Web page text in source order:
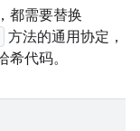
都需要替换
方法的通用协定，
代码。